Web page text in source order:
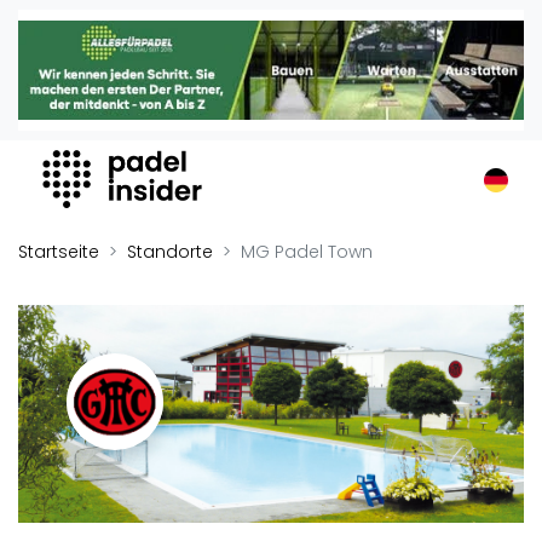
Padel Insider
Home
Organisationen
Buchungssysteme
Padel-Shops
Padelplatzbauer
Verschiedenes
Veranstaltungen
Turniere
International
Playtomic
Startseite Standorte MG Padel Town